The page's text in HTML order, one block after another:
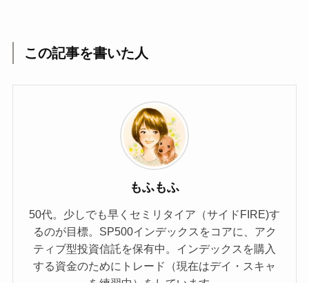
この記事を書いた人
もふもふ
50代。少しでも早くセミリタイア（サイドFIRE)す
るのが目標。SP500インデックスをコアに、アク
ティブ型投資信託を保有中。インデックスを購入
する資金のためにトレード（現在はデイ・スキャ